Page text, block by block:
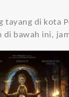
di kota
bawah ini,